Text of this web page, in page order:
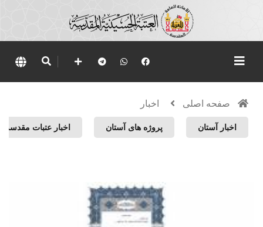
صفحه اصلی اخبار
اخبار آستان پروژه های آستان اخبار عتبات مقدسه